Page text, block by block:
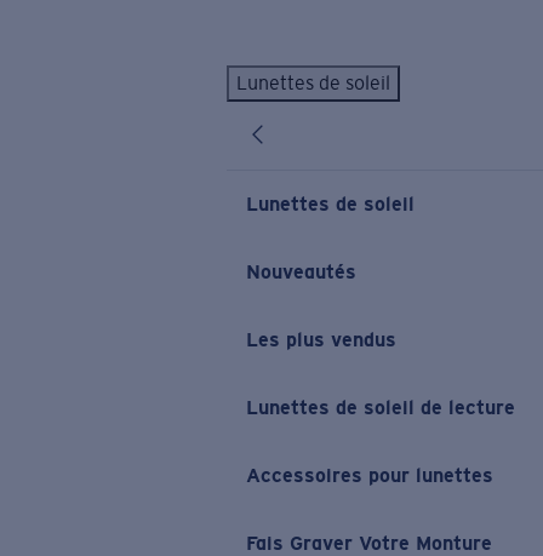
Lunettes de soleil
Lunettes de soleil
Nouveautés
Les plus vendus
Lunettes de soleil de lecture
Accessoires pour lunettes
Fais Graver Votre Monture
LES PLUS RECHERCHÉS
Lunettes de soleil personnalisées